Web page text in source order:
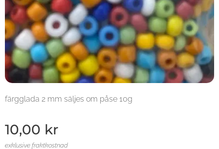
färgglada 2 mm säljes om påse 10g
10,00 kr
exklusive fraktkostnad